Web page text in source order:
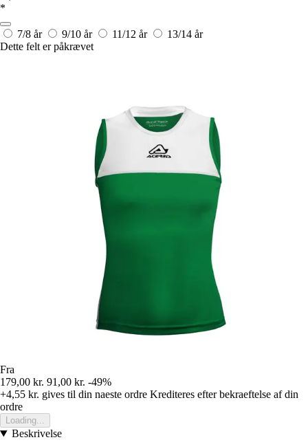
*
7/8 år 9/10 år 11/12 år
13/14 år
Dette felt er påkrævet
Fra
179,00 kr. 91,00 kr. -49%
+4,55 kr. gives til din naeste ordre Krediteres efter bekraeftelse af din
ordre
Loading...
Beskrivelse